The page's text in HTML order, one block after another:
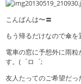
こんばんは〜〓
もう帰るだけなので傘を
電車の窓に予想外に雨
す。(゜ロ゜;
友人たってのご希望だっ